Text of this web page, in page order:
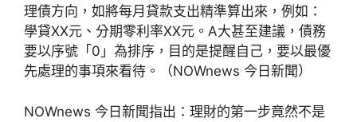
理債方向，如將每月貸款支出精準算出來，例如：
學貸XX元、分期零利率XX元。A大甚至建議，債務
要以序號「0」為排序，目的是提醒自己，要以最優
先處理的事項來看待。（NOWnews 今日新聞）
NOWnews 今日新聞指出：理財的第一步竟然不是